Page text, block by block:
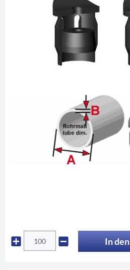
In den